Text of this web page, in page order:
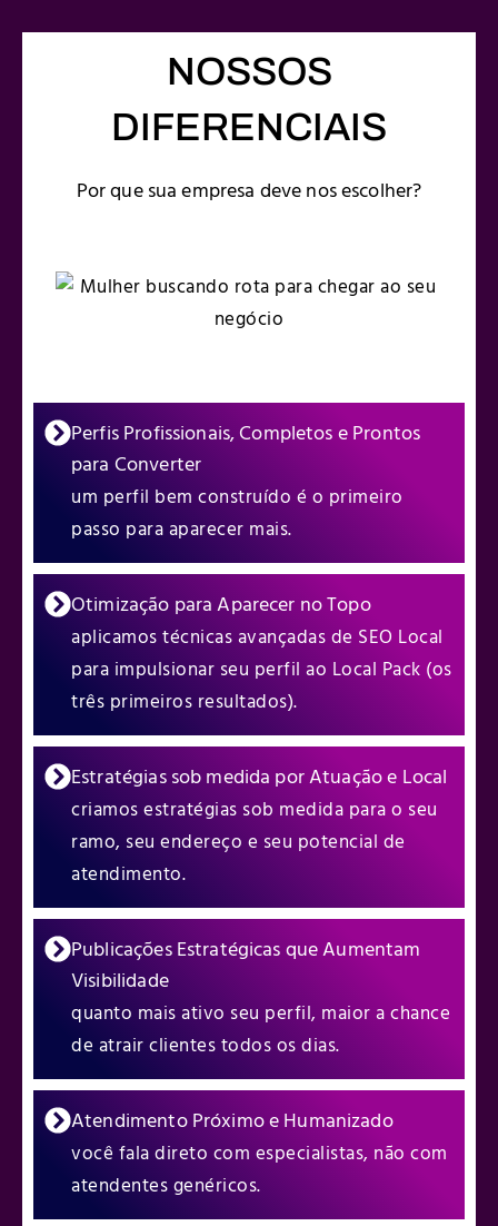
NOSSOS
DIFERENCIAIS
Por que sua empresa deve nos escolher?
Perfis Profissionais, Completos e Prontos
para Converter
um perfil bem construído é o primeiro
passo para aparecer mais.
Otimização para Aparecer no Topo
aplicamos técnicas avançadas de SEO Local
para impulsionar seu perfil ao Local Pack (os
três primeiros resultados).
Estratégias sob medida por Atuação e Local
criamos estratégias sob medida para o seu
ramo, seu endereço e seu potencial de
atendimento.
Publicações Estratégicas que Aumentam
Visibilidade
quanto mais ativo seu perfil, maior a chance
de atrair clientes todos os dias.
Atendimento Próximo e Humanizado
você fala direto com especialistas, não com
atendentes genéricos.